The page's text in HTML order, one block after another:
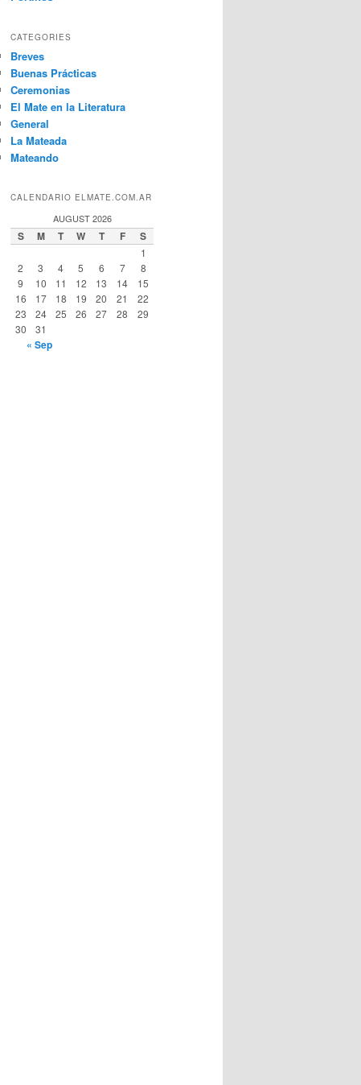
CATEGORIES
Breves
Buenas Prácticas
Ceremonias
El Mate en la Literatura
General
La Mateada
Mateando
CALENDARIO ELMATE.COM.AR
AUGUST 2026
S M T W T F S
1
2
3 4 5 6 7
8
9
10 11 12 13 14
15
16
17 18 19 20 21
22
23
24 25 26 27 28
29
30
31
« Sep